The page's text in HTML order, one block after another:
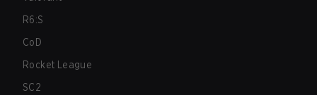
R6:S
CoD
Rocket League
SC2